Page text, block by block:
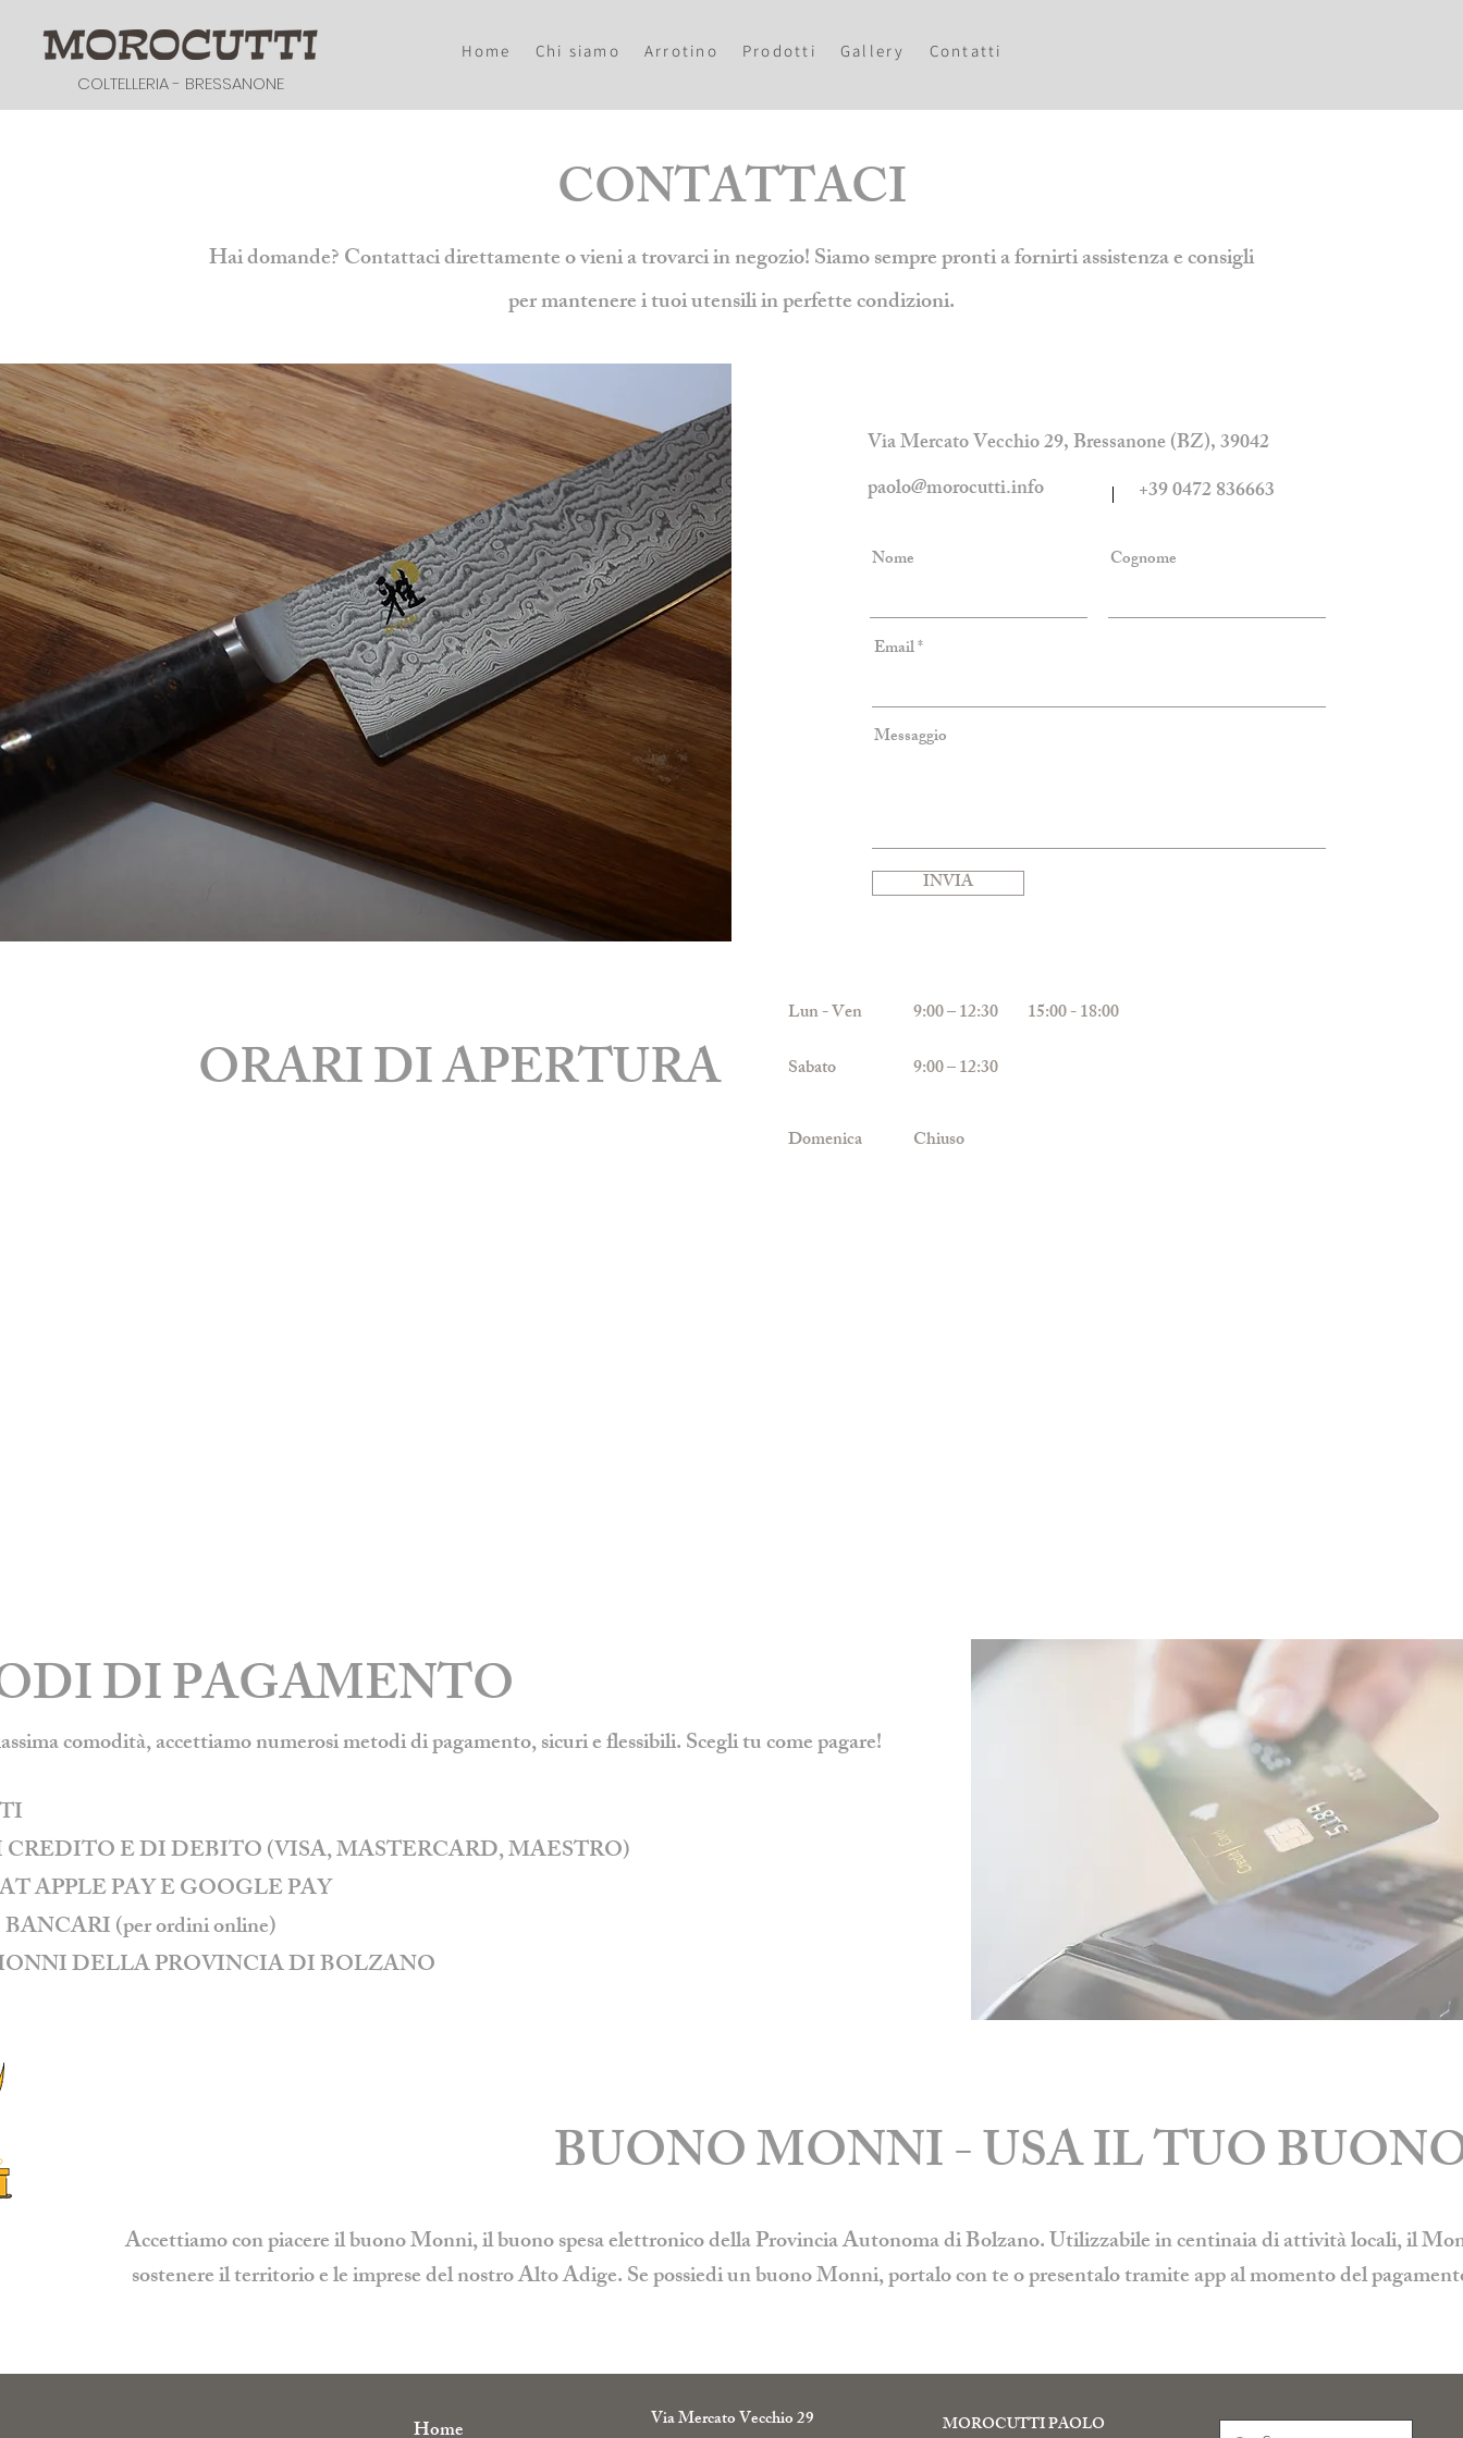
COLTELLERIA - BRESSANONE
Home Chi siamo Arrotino Prodotti Gallery Contatti
CONTATTACI
Hai domande? Contattaci direttamente o vieni a trovarci in negozio! Siamo sempre pronti a fornirti assistenza e consigli
per mantenere i tuoi utensili in perfette condizioni.
Via Mercato Vecchio 29, Bressanone (BZ), 39042
paolo@morocutti.info
+39 0472 836663
Nome Cognome
Email
Messaggio
INVIA
ORARI DI APERTURA
Lun - Ven 9:00 – 12:30 15:00 - 18:00
Sabato
9:00 – 12:30
Domenica Chiuso
DI PAGAMENTO
comodità, accettiamo numerosi metodi di pagamento, sicuri e flessibili. Scegli tu come pagare!
CREDITO E DI DEBITO (VISA, MASTERCARD, MAESTRO)
APPLE PAY E GOOGLE PAY
(per ordini online)
DELLA PROVINCIA DI BOLZANO
BUONO MONNI - USA IL TUO
Accettiamo con piacere il buono Monni, il buono spesa elettronico della Provincia Autonoma di Bolzano. Utilizzabile in centinaia di attività locali, il
sostenere il territorio e le imprese del nostro Alto Adige. Se possiedi un buono Monni, portalo con te o presentalo tramite app al momento del
Home Via Mercato Vecchio 29 MOROCUTTI PAOLO